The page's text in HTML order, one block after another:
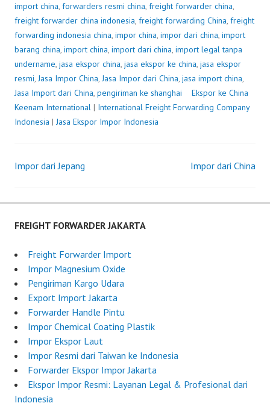
import china, forwarders resmi china, freight forwarder china,
freight forwarder china indonesia, freight forwarding China, freight
forwarding indonesia china, impor china, impor dari china, import
barang china, import china, import dari china, import legal tanpa
undername, jasa ekspor china, jasa ekspor ke china, jasa ekspor
resmi,Jasa Impor China,Jasa Impor dari China, jasa import china,
Jasa Import dari China, pengiriman ke shanghai Ekspor ke China
o
d
y
i
Keenam International | International Freight Forwarding Company
Indonesia |Jasa Ekspor Impor Indonesia
Post
navigation
Impor dari Jepang Impor dari China
FREIGHT FORWARDER JAKARTA
Freight Forwarder Import
Impor Magnesium Oxide
Pengiriman Kargo Udara
Export Import Jakarta
Forwarder Handle Pintu
Impor Chemical Coating Plastik
Impor Ekspor Laut
Impor Resmi dari Taiwan ke Indonesia
Forwarder Ekspor Impor Jakarta
Ekspor Impor Resmi: Layanan Legal & Profesional dari
Indonesia